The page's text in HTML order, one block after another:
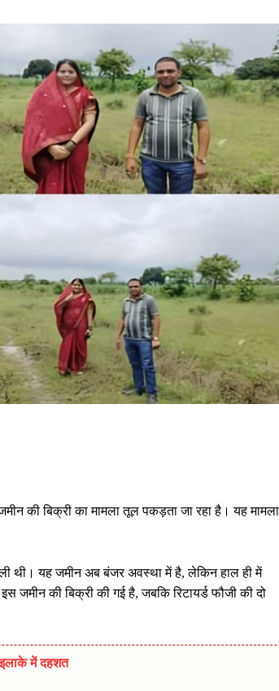
की बिक्री का मामला तूल पकड़ता जा रहा है। यह मामला
थी। यह जमीन अब बंजर अवस्था में है, लेकिन हाल ही में
जमीन की बिक्री की गई है, जबकि रिटायर्ड फौजी की दो
इलाके में दहशत